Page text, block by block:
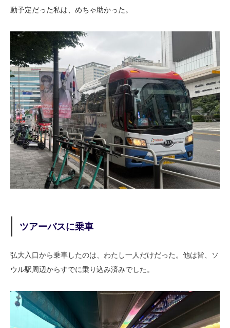
動予定だった私は、めちゃ助かった。
ツアーバスに乗車
弘大入口から乗車したのは、わたし一人だけだった。他は皆、ソ
ウル駅周辺からすでに乗り込み済みでした。